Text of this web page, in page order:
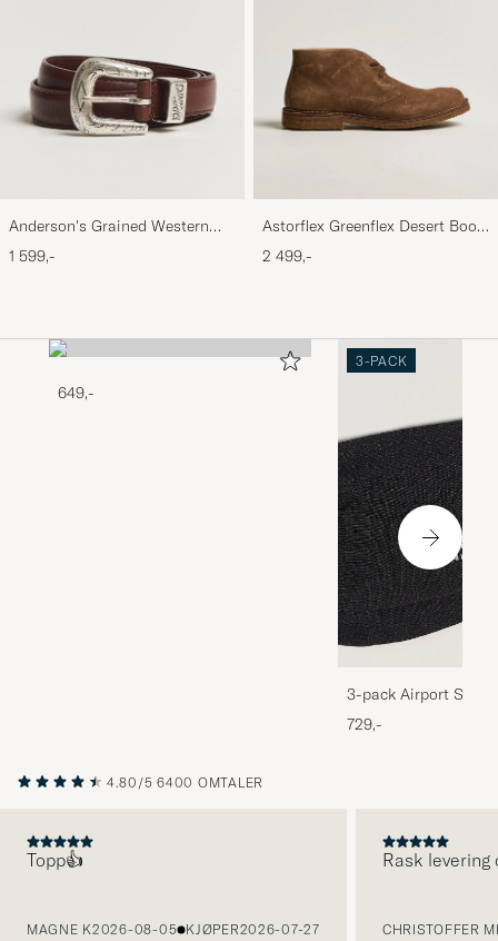
Anderson's Grained Western
Leather Belt 2,5 cm Brown
1 599,-
Astorflex Greenflex Desert Boot
Dark Khaki Suede
2 499,-
649,-
3-PACK
3-pack Airport
Melange
729,-
4.80/5 6400 OMTALER
Topp👍
MAGNE K2026-08-05 KJØPER2026-07-27
Rask
CHRISTOFFER